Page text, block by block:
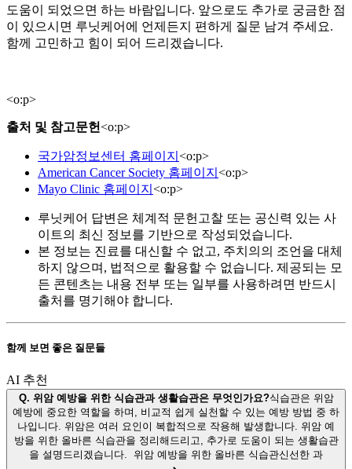
도움이 되었으면 하는 바람입니다. 앞으로도 추가로 궁금한 점
이 있으시면 루닛케어에 언제든지 편하게 질문 남겨 주세요.
함께 고민하고 힘이 되어 드리겠습니다.
<o:p>
출처 및 참고문헌<o:p>
국가암정보센터 홈페이지 <o:p>
American Cancer Society 홈페이지 <o:p>
Mayo Clinic 홈페이지 <o:p>
루닛케어 답변은 체계적 문헌고찰 또는 공신력 있는 사
이트의 최신 정보를 기반으로 작성되었습니다.
본 정보는 진료를 대신할 수 없고, 주치의의 조언을 대체
하지 않으며, 법적으로 활용할 수 없습니다. 제공되는 모
든 콘텐츠는 내용 전부 또는 일부를 사용하려면 반드시
출처를 명기해야 합니다.
함께 보면 좋은 질문들
AI 추천
Q. 위암 예방을 위한 식습관과 생활습관은 무엇인가요?식습관은 위암
예방에 중요한 역할을 하며, 비교적 쉽게 실천할 수 있는 예방 방법 중 하
나입니다. 위암은 여러 요인이 복합적으로 작용해 발생합니다. 위암 예
방을 위한 올바른 식습관을 정리해드리고, 추가로 도움이 되는 생활습관
을 설명드리겠습니다. 위암 예방을 위한 올바른 식습관신선한 과